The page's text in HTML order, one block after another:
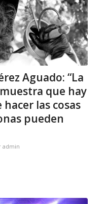
Aguado: “La
que hay
las cosas
pueden
admin